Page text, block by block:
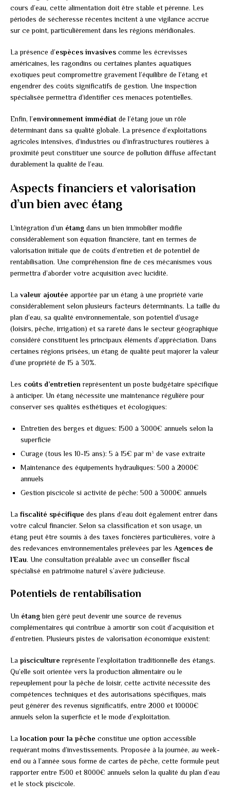
cours d’eau, cette alimentation doit être stable et pérenne. Les
périodes de sécheresse récentes incitent à une vigilance accrue
sur ce point, particulièrement dans les régions méridionales.
La présence d’espèces invasives comme les écrevisses
américaines, les ragondins ou certaines plantes aquatiques
exotiques peut compromettre gravement l’équilibre de l’étang et
engendrer des coûts significatifs de gestion. Une inspection
spécialisée permettra d’identifier ces menaces potentielles.
Enfin, l’environnement immédiat de l’étang joue un rôle
déterminant dans sa qualité globale. La présence d’exploitations
agricoles intensives, d’industries ou d’infrastructures routières à
proximité peut constituer une source de pollution diffuse affectant
durablement la qualité de l’eau.
Aspects financiers et valorisation
d’un bien avec étang
L’intégration d’un étang dans un bien immobilier modifie
considérablement son équation financière, tant en termes de
valorisation initiale que de coûts d’entretien et de potentiel de
rentabilisation. Une compréhension fine de ces mécanismes vous
permettra d’aborder votre acquisition avec lucidité.
La valeur ajoutée apportée par un étang à une propriété varie
considérablement selon plusieurs facteurs déterminants. La taille du
plan d’eau, sa qualité environnementale, son potentiel d’usage
(loisirs, pêche, irrigation) et sa rareté dans le secteur géographique
considéré constituent les principaux éléments d’appréciation. Dans
certaines régions prisées, un étang de qualité peut majorer la valeur
d’une propriété de 15 à 30%.
Les coûts d’entretien représentent un poste budgétaire spécifique
à anticiper. Un étang nécessite une maintenance régulière pour
conserver ses qualités esthétiques et écologiques:
Entretien des berges et digues: 1500 à 3000€ annuels selon la
superficie
Curage (tous les 10-15 ans): 5 à 15€ par m³ de vase extraite
Maintenance des équipements hydrauliques: 500 à 2000€
annuels
Gestion piscicole si activité de pêche: 500 à 3000€ annuels
La fiscalité spécifique des plans d’eau doit également entrer dans
votre calcul financier. Selon sa classification et son usage, un
étang peut être soumis à des taxes foncières particulières, voire à
des redevances environnementales prélevées par les Agences de
l’Eau. Une consultation préalable avec un conseiller fiscal
spécialisé en patrimoine naturel s’avère judicieuse.
Potentiels de rentabilisation
Un étangbien géré peut devenir une source de revenus
complémentaires qui contribue à amortir son coût d’acquisition et
d’entretien. Plusieurs pistes de valorisation économique existent:
La pisciculture représente l’exploitation traditionnelle des étangs.
Qu’elle soit orientée vers la production alimentaire ou le
repeuplement pour la pêche de loisir, cette activité nécessite des
compétences techniques et des autorisations spécifiques, mais
peut générer des revenus significatifs, entre 2000 et 10000€
annuels selon la superficie et le mode d’exploitation.
La location pour la pêche constitue une option accessible
requérant moins d’investissements. Proposée à la journée, au week-
end ou à l’année sous forme de cartes de pêche, cette formule peut
rapporter entre 1500 et 8000€ annuels selon la qualité du plan d’eau
et le stock piscicole.